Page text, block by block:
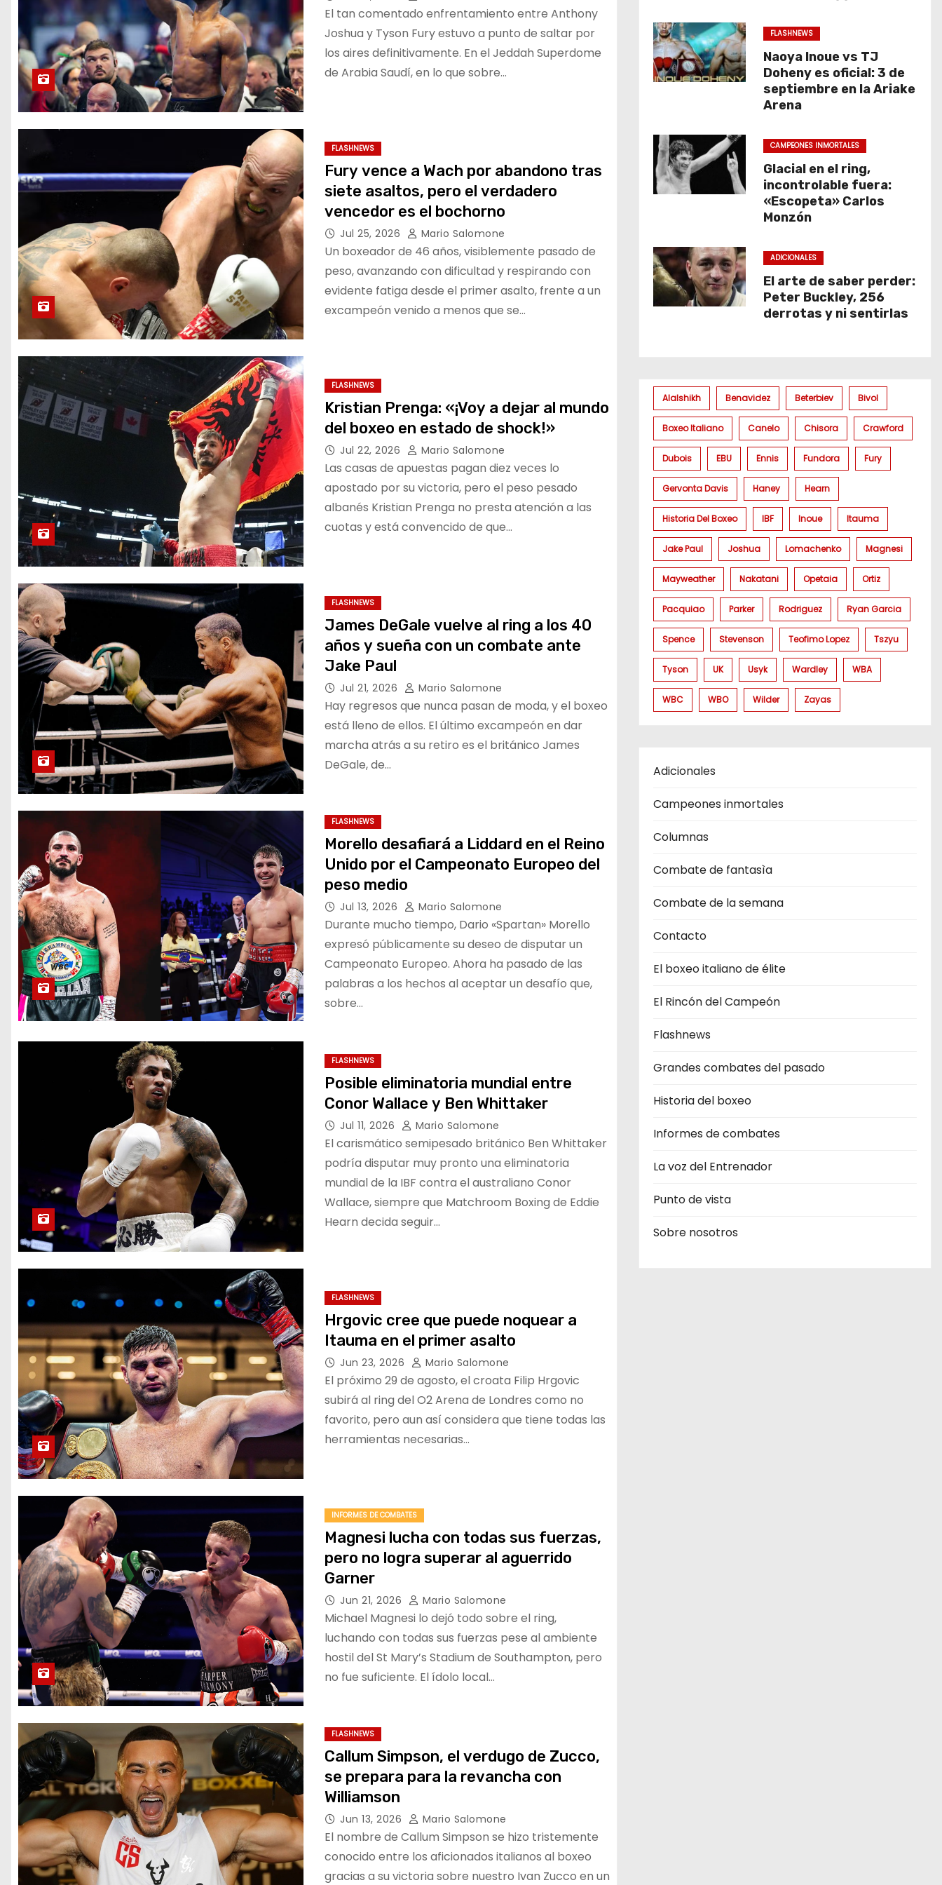
El tan comentado enfrentamiento entre Anthony
Joshua y Tyson Fury estuvo a punto de saltar por
los aires definitivamente. En el Jeddah Superdome
de Arabia Saudí, en lo que sobre…
FLASHNEWS
Fury vence a Wach por abandono tras
siete asaltos, pero el verdadero
vencedor es el bochorno
Jul 25, 2026 Mario Salomone
Un boxeador de 46 años, visiblemente pasado de
peso, avanzando con dificultad y respirando con
evidente fatiga desde el primer asalto, frente a un
excampeón venido a menos que se…
FLASHNEWS
Kristian Prenga: «¡Voy a dejar al mundo
del boxeo en estado de shock!»
Jul 22, 2026 Mario Salomone
Las casas de apuestas pagan diez veces lo
apostado por su victoria, pero el peso pesado
albanés Kristian Prenga no presta atención a las
cuotas y está convencido de que…
FLASHNEWS
James DeGale vuelve al ring a los 40
años y sueña con un combate ante
Jake Paul
Jul 21, 2026 Mario Salomone
Hay regresos que nunca pasan de moda, y el boxeo
está lleno de ellos. El último excampeón en dar
marcha atrás a su retiro es el británico James
DeGale, de…
FLASHNEWS
Morello desafiará a Liddard en el Reino
Unido por el Campeonato Europeo del
peso medio
Jul 13, 2026 Mario Salomone
Durante mucho tiempo, Dario «Spartan» Morello
expresó públicamente su deseo de disputar un
Campeonato Europeo. Ahora ha pasado de las
palabras a los hechos al aceptar un desafío que,
sobre…
FLASHNEWS
Posible eliminatoria mundial entre
Conor Wallace y Ben Whittaker
Jul 11, 2026 Mario Salomone
El carismático semipesado británico Ben Whittaker
podría disputar muy pronto una eliminatoria
mundial de la IBF contra el australiano Conor
Wallace, siempre que Matchroom Boxing de Eddie
Hearn decida seguir…
FLASHNEWS
Hrgovic cree que puede noquear a
Itauma en el primer asalto
Jun 23, 2026 Mario Salomone
El próximo 29 de agosto, el croata Filip Hrgovic
subirá al ring del O2 Arena de Londres como no
favorito, pero aun así considera que tiene todas las
herramientas necesarias…
INFORMES DE COMBATES
Magnesi lucha con todas sus fuerzas,
pero no logra superar al aguerrido
Garner
Jun 21, 2026 Mario Salomone
Michael Magnesi lo dejó todo sobre el ring,
luchando con todas sus fuerzas pese al ambiente
hostil del St Mary’s Stadium de Southampton, pero
no fue suficiente. El ídolo local…
FLASHNEWS
Callum Simpson, el verdugo de Zucco,
se prepara para la revancha con
Williamson
Jun 13, 2026 Mario Salomone
El nombre de Callum Simpson se hizo tristemente
conocido entre los aficionados italianos al boxeo
gracias a su victoria sobre nuestro Ivan Zucco en un
FLASHNEWS
Naoya Inoue vs TJ
Doheny es oficial: 3 de
septiembre en la Ariake
Arena
CAMPEONES INMORTALES
Glacial en el ring,
incontrolable fuera:
«Escopeta» Carlos
Monzón
ADICIONALES
El arte de saber perder:
Peter Buckley, 256
derrotas y ni sentirlas
Alalshikh Benavidez Beterbiev Bivol
Boxeo Italiano Canelo Chisora Crawford
Dubois EBU Ennis Fundora Fury
Gervonta Davis Haney Hearn
Historia Del Boxeo IBF Inoue Itauma
Jake Paul Joshua Lomachenko Magnesi
Mayweather Nakatani Opetaia Ortiz
Pacquiao Parker Rodriguez Ryan Garcia
Spence Stevenson Teofimo Lopez Tszyu
Tyson UK Usyk Wardley WBA
WBC WBO Wilder Zayas
Adicionales
Campeones inmortales
Columnas
Combate de fantasìa
Combate de la semana
Contacto
El boxeo italiano de élite
El Rincón del Campeón
Flashnews
Grandes combates del pasado
Historia del boxeo
Informes de combates
La voz del Entrenador
Punto de vista
Sobre nosotros